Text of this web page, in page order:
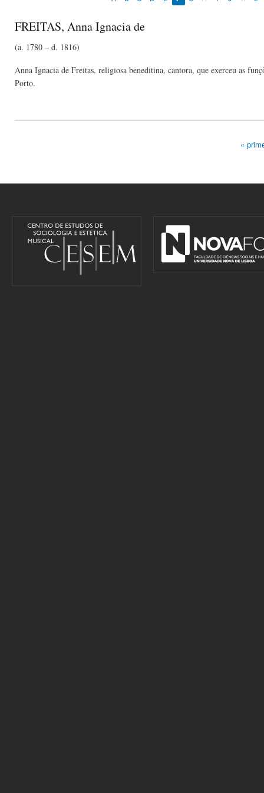
FREITAS, Anna Ignacia de
(a. 1780 – d. 1816)
Anna Ignacia de Freitas, religiosa beneditina, cantora, que exerceu as
Porto.
«